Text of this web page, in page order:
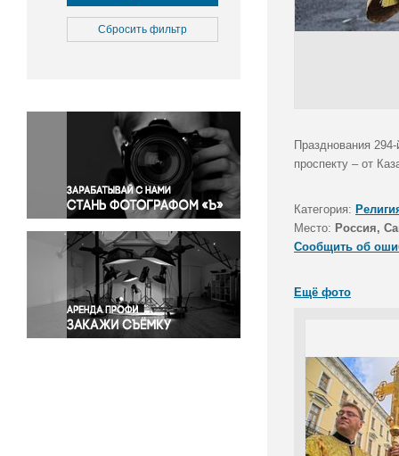
Культура
Медицина
Окружающая среда
Политика
Правосудие
Происшествия и конфликты
Религия
Светская жизнь
Спорт
Экология
Экономика и бизнес
Сбросить фильтр
Празднования
проспекту – от
Категория:
Место: Россия,
Сообщить об
Ещё фото